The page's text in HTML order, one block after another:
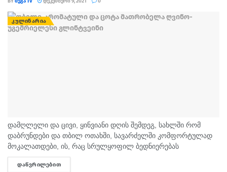
ᲙᲣᲚᲘᲜᲐᲠᲘᲐ
დამღლელი და ცივი, ყინვიანი დღის შემდეგ, სახლში რომ
დაბრუნდები და თბილ ოთახში, სავარძელში კომფორტულად
მოკალათდები, ის, რაც სრულყოფილ ბედნიერებას
მოგანიჭებთ არის უგემრიელესი გლინტვეინი. თბილი,
არომატული და ცოტა მათრობელა ღვინო საუკეთესოა
ᲓᲐᲬᲕᲠᲘᲚᲔᲑᲘᲗ